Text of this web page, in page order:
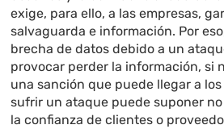
exige, para ello, a las empresas,
salvaguarda e información. Por
brecha de datos debido a un
provocar perder la información, si
una sanción que puede llegar a
sufrir un ataque puede suponer
la confianza de clientes o